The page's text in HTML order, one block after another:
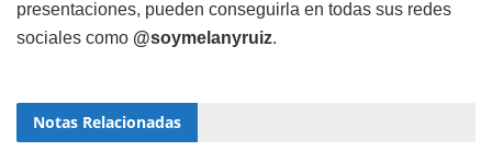
presentaciones, pueden conseguirla en todas sus redes
sociales como @soymelanyruiz.
Notas Relacionadas